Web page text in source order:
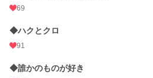
69
◆ハクとクロ
91
◆誰かのものが好き